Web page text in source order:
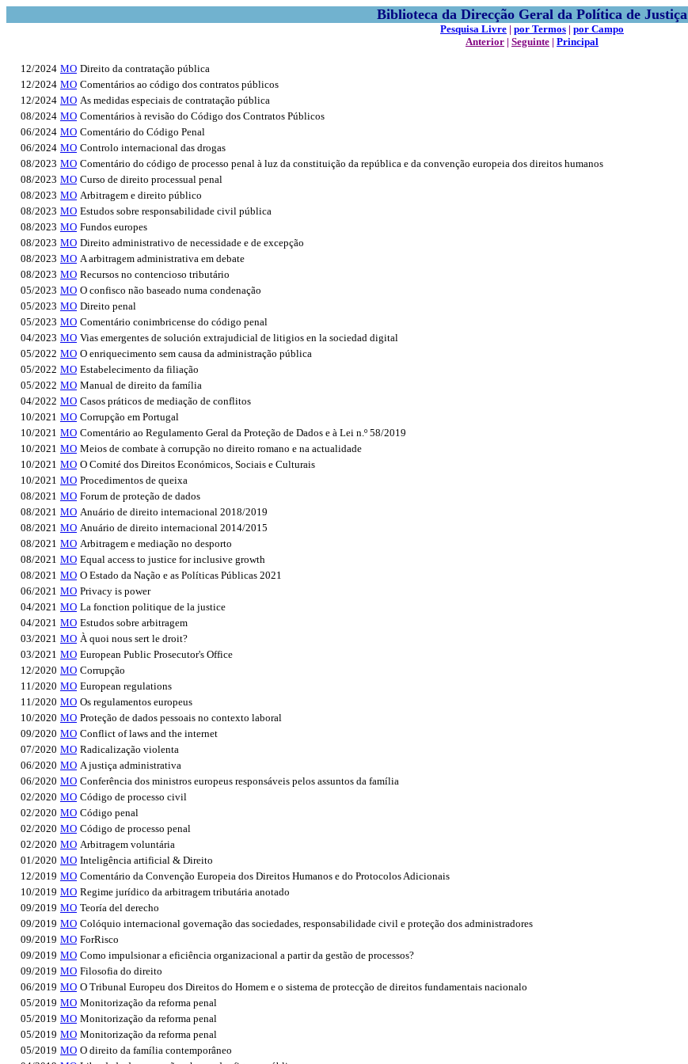
Biblioteca da Direcção Geral da Política de Justiça
Pesquisa Livre | por Termos | por Campo
Anterior | Seguinte | Principal
12/2024 MO Direito da contratação pública
12/2024 MO Comentários ao código dos contratos públicos
12/2024 MO As medidas especiais de contratação pública
08/2024 MO Comentários à revisão do Código dos Contratos Públicos
06/2024 MO Comentário do Código Penal
06/2024 MO Controlo internacional das drogas
08/2023 MO Comentário do código de processo penal à luz da constituição da república e da convenção europeia dos direitos humanos
08/2023 MO Curso de direito processual penal
08/2023 MO Arbitragem e direito público
08/2023 MO Estudos sobre responsabilidade civil pública
08/2023 MO Fundos europes
08/2023 MO Direito administrativo de necessidade e de excepção
08/2023 MO A arbitragem administrativa em debate
08/2023 MO Recursos no contencioso tributário
05/2023 MO O confisco não baseado numa condenação
05/2023 MO Direito penal
05/2023 MO Comentário conimbricense do código penal
04/2023 MO Vias emergentes de solución extrajudicial de litigios en la sociedad digital
05/2022 MO O enriquecimento sem causa da administração pública
05/2022 MO Estabelecimento da filiação
05/2022 MO Manual de direito da família
04/2022 MO Casos práticos de mediação de conflitos
10/2021 MO Corrupção em Portugal
10/2021 MO Comentário ao Regulamento Geral da Proteção de Dados e à Lei n.º 58/2019
10/2021 MO Meios de combate à corrupção no direito romano e na actualidade
10/2021 MO O Comité dos Direitos Económicos, Sociais e Culturais
10/2021 MO Procedimentos de queixa
08/2021 MO Forum de proteção de dados
08/2021 MO Anuário de direito internacional 2018/2019
08/2021 MO Anuário de direito internacional 2014/2015
08/2021 MO Arbitragem e mediação no desporto
08/2021 MO Equal access to justice for inclusive growth
08/2021 MO O Estado da Nação e as Políticas Públicas 2021
06/2021 MO Privacy is power
04/2021 MO La fonction politique de la justice
04/2021 MO Estudos sobre arbitragem
03/2021 MO À quoi nous sert le droit?
03/2021 MO European Public Prosecutor's Office
12/2020 MO Corrupção
11/2020 MO European regulations
11/2020 MO Os regulamentos europeus
10/2020 MO Proteção de dados pessoais no contexto laboral
09/2020 MO Conflict of laws and the internet
07/2020 MO Radicalização violenta
06/2020 MO A justiça administrativa
06/2020 MO Conferência dos ministros europeus responsáveis pelos assuntos da família
02/2020 MO Código de processo civil
02/2020 MO Código penal
02/2020 MO Código de processo penal
02/2020 MO Arbitragem voluntária
01/2020 MO Inteligência artificial & Direito
12/2019 MO Comentário da Convenção Europeia dos Direitos Humanos e do Protocolos Adicionais
10/2019 MO Regime jurídico da arbitragem tributária anotado
09/2019 MO Teoría del derecho
09/2019 MO Colóquio internacional governação das sociedades, responsabilidade civil e proteção dos administradores
09/2019 MO ForRisco
09/2019 MO Como impulsionar a eficiência organizacional a partir da gestão de processos?
09/2019 MO Filosofia do direito
06/2019 MO O Tribunal Europeu dos Direitos do Homem e o sistema de protecção de direitos fundamentais nacionalo
05/2019 MO Monitorização da reforma penal
05/2019 MO Monitorização da reforma penal
05/2019 MO Monitorização da reforma penal
05/2019 MO O direito da família contemporâneo